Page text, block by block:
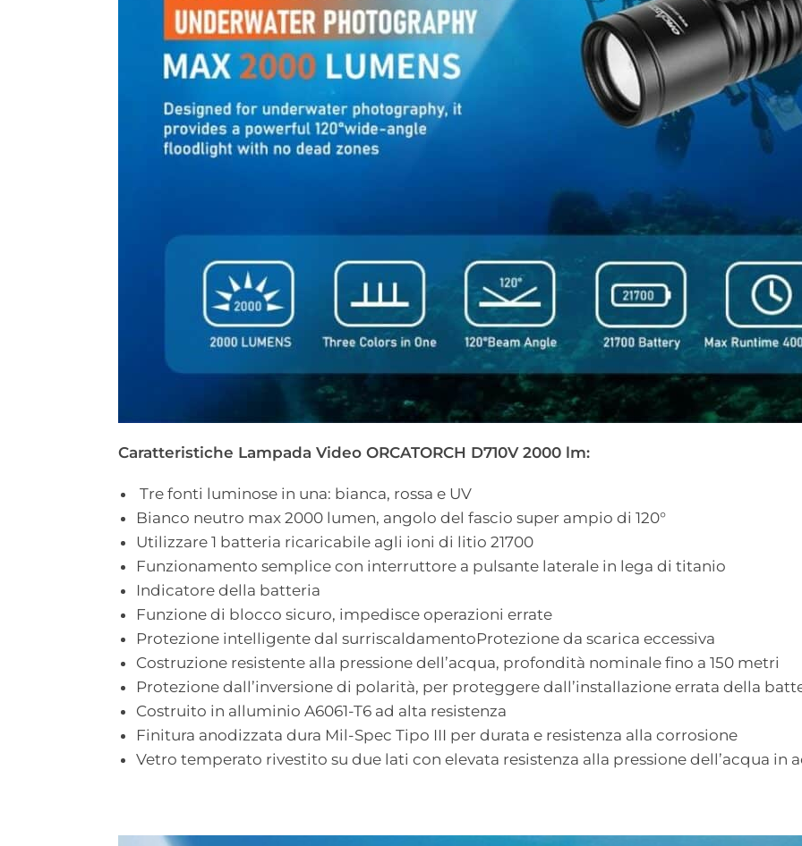
Caratteristiche Lampada Video ORCATORCH D710V 2000 lm:
Tre fonti luminose in una: bianca, rossa e UV
Bianco neutro max 2000 lumen, angolo del fascio super ampio di 120°
Utilizzare 1 batteria ricaricabile agli ioni di litio 21700
Funzionamento semplice con interruttore a pulsante laterale in lega di titanio
Indicatore della batteria
Funzione di blocco sicuro, impedisce operazioni errate
Protezione intelligente dal surriscaldamentoProtezione da scarica eccessiva
Costruzione resistente alla pressione dell’acqua, profondità nominale fino a 150 metri
Protezione dall’inversione di polarità, per proteggere dall’installazione errata della
Costruito in alluminio A6061-T6 ad alta resistenza
Finitura anodizzata dura Mil-Spec Tipo III per durata e resistenza alla corrosione
Vetro temperato rivestito su due lati con elevata resistenza alla pressione dell’acqua in